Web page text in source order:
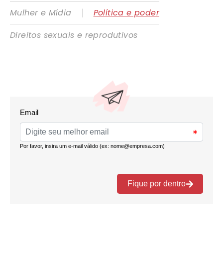
Mulher e Mídia
|
Política e poder
Direitos sexuais e reprodutivos